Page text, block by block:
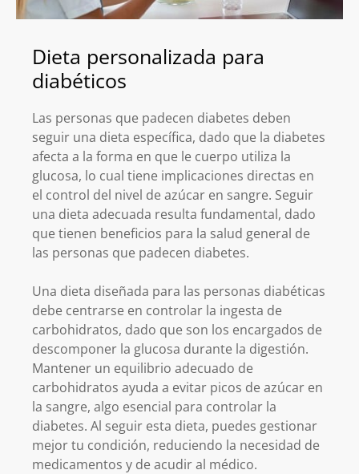
Dieta personalizada para
diabéticos
Las personas que padecen diabetes deben
seguir una dieta específica, dado que la diabetes
afecta a la forma en que le cuerpo utiliza la
glucosa, lo cual tiene implicaciones directas en
el control del nivel de azúcar en sangre. Seguir
una dieta adecuada resulta fundamental, dado
que tienen beneficios para la salud general de
las personas que padecen diabetes.
Una dieta diseñada para las personas diabéticas
debe centrarse en controlar la ingesta de
carbohidratos, dado que son los encargados de
descomponer la glucosa durante la digestión.
Mantener un equilibrio adecuado de
carbohidratos ayuda a evitar picos de azúcar en
la sangre, algo esencial para controlar la
diabetes. Al seguir esta dieta, puedes gestionar
mejor tu condición, reduciendo la necesidad de
medicamentos y de acudir al médico.